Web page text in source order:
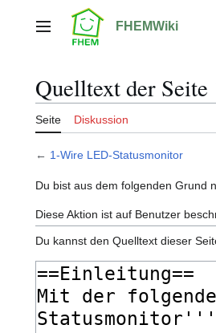
springenHauptmenü FHEMWiki
Quelltext der
Seite Diskussion
← 1-Wire LED-Statusmonitor
Du bist aus dem folgenden Grund
Diese Aktion ist auf Benutzer
Du kannst den Quelltext dieser